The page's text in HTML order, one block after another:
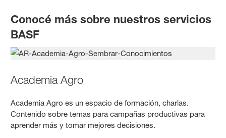
Conocé más sobre nuestros servicios
BASF
Academia Agro
Academia Agro es un espacio de formación, charlas.
Contenido sobre temas para campañas productivas para
aprender más y tomar mejores decisiones.